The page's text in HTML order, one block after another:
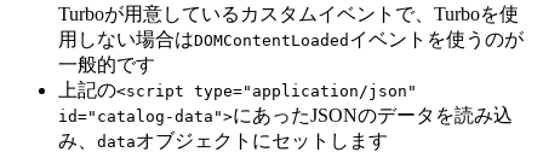
Turboが用意しているカスタムイベントで、Turboを使
用しない場合はDOMContentLoaded イベントを使うのが
一般的です
上記の<script type="application/json"
id="catalog-data">にあったJSONのデータを読み込
み、 dataオブジェクトにセットします